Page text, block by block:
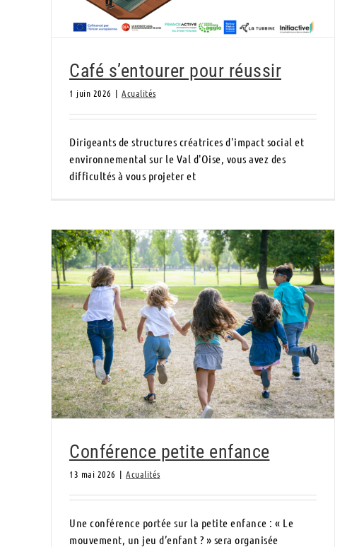
Café s’entourer pour réussir
1 juin 2026 | Acualités
Dirigeants de structures créatrices d'impact social et
environnemental sur le Val d'Oise, vous avez des
difficultés à vous projeter et
Conférence petite enfance
Conférence petite enfance
13 mai 2026 | Acualités
Une conférence portée sur la petite enfance : « Le
mouvement, un jeu d’enfant ? » sera organisée